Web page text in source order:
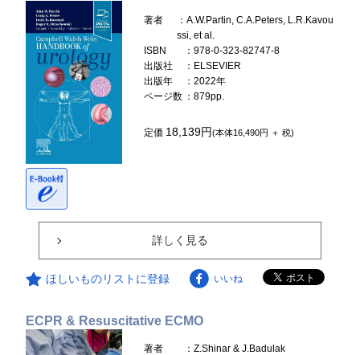
著者
：A.W.Partin, C.A.Peters, L.R.Kavou
ssi, et al.
ISBN
：978-0-323-82747-8
出版社
：ELSEVIER
出版年
：2022年
ページ数 ：879pp.
定価 18,139円(本体16,490円 ＋ 税)
詳しく見る
ほしいものリストに登録 いいね
ECPR & Resuscitative ECMO
著者
：Z.Shinar & J.Badulak